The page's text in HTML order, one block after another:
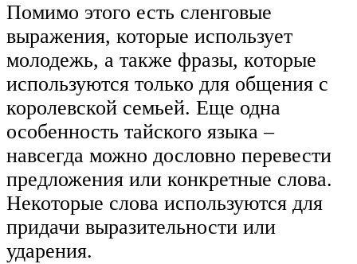
Помимо этого есть сленговые
выражения, которые использует
молодежь, а также фразы, которые
используются только для общения с
королевской семьей. Еще одна
особенность тайского языка –
навсегда можно дословно перевести
предложения или конкретные слова.
Некоторые слова используются для
придачи выразительности или
ударения.